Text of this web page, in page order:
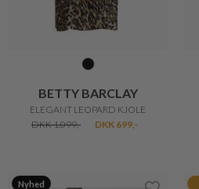
BETTY BARCLAY
ELEGANT LEOPARD KJOLE
DKK 1.099,-
DKK 699,-
Nyhed